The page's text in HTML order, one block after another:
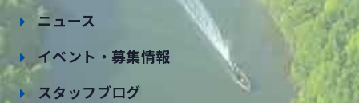
ニュース
イベント・募集情報
スタッフブログ